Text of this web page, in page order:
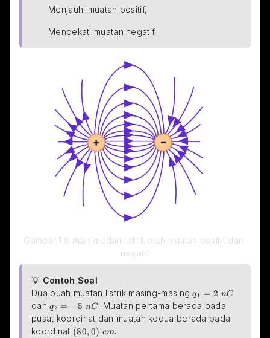
Menjauhi muatan positif,
Mendekati muatan negatif.
Gambar 1.8 Arah medan listrik oleh muatan positif dan
negatif
💡 Contoh Soal
Dua buah muatan listrik masing-masing q1 = 2 nC
dan \small{q_2=-5\space nC}
q2 = −5 nC. Muatan pertama berada pada
pusat koordinat dan muatan kedua berada pada
koordinat \small{(80,0)\space cm}
(80, 0) cm.